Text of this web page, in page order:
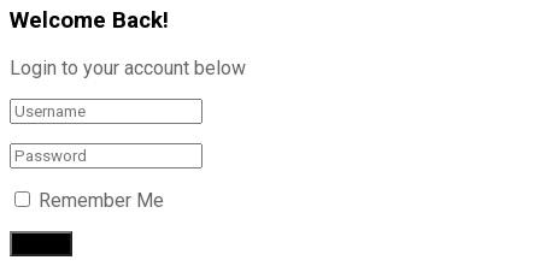
Welcome Back!
Login to your account below
Remember Me